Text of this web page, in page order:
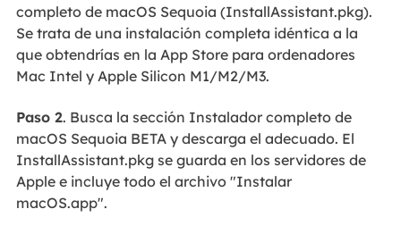
completo de macOS Sequoia (InstallAssistant.pkg).
Se trata de una instalación completa idéntica a la
que obtendrías en la App Store para ordenadores
Mac Intel y Apple Silicon M1/M2/M3.
Paso 2. Busca la sección Instalador completo de
macOS Sequoia BETA y descarga el adecuado. El
InstallAssistant.pkg se guarda en los servidores de
Apple e incluye todo el archivo "Instalar
macOS.app".